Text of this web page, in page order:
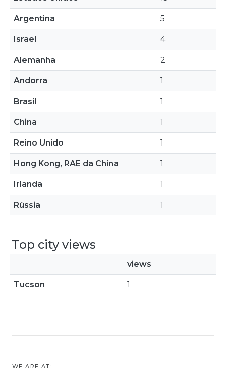
Argentina 5
Israel 4
Alemanha 2
Andorra 1
Brasil 1
China 1
Reino Unido 1
Hong Kong, RAE da China 1
Irlanda 1
Rússia 1
Top city views
views
Tucson 1
WE ARE AT: